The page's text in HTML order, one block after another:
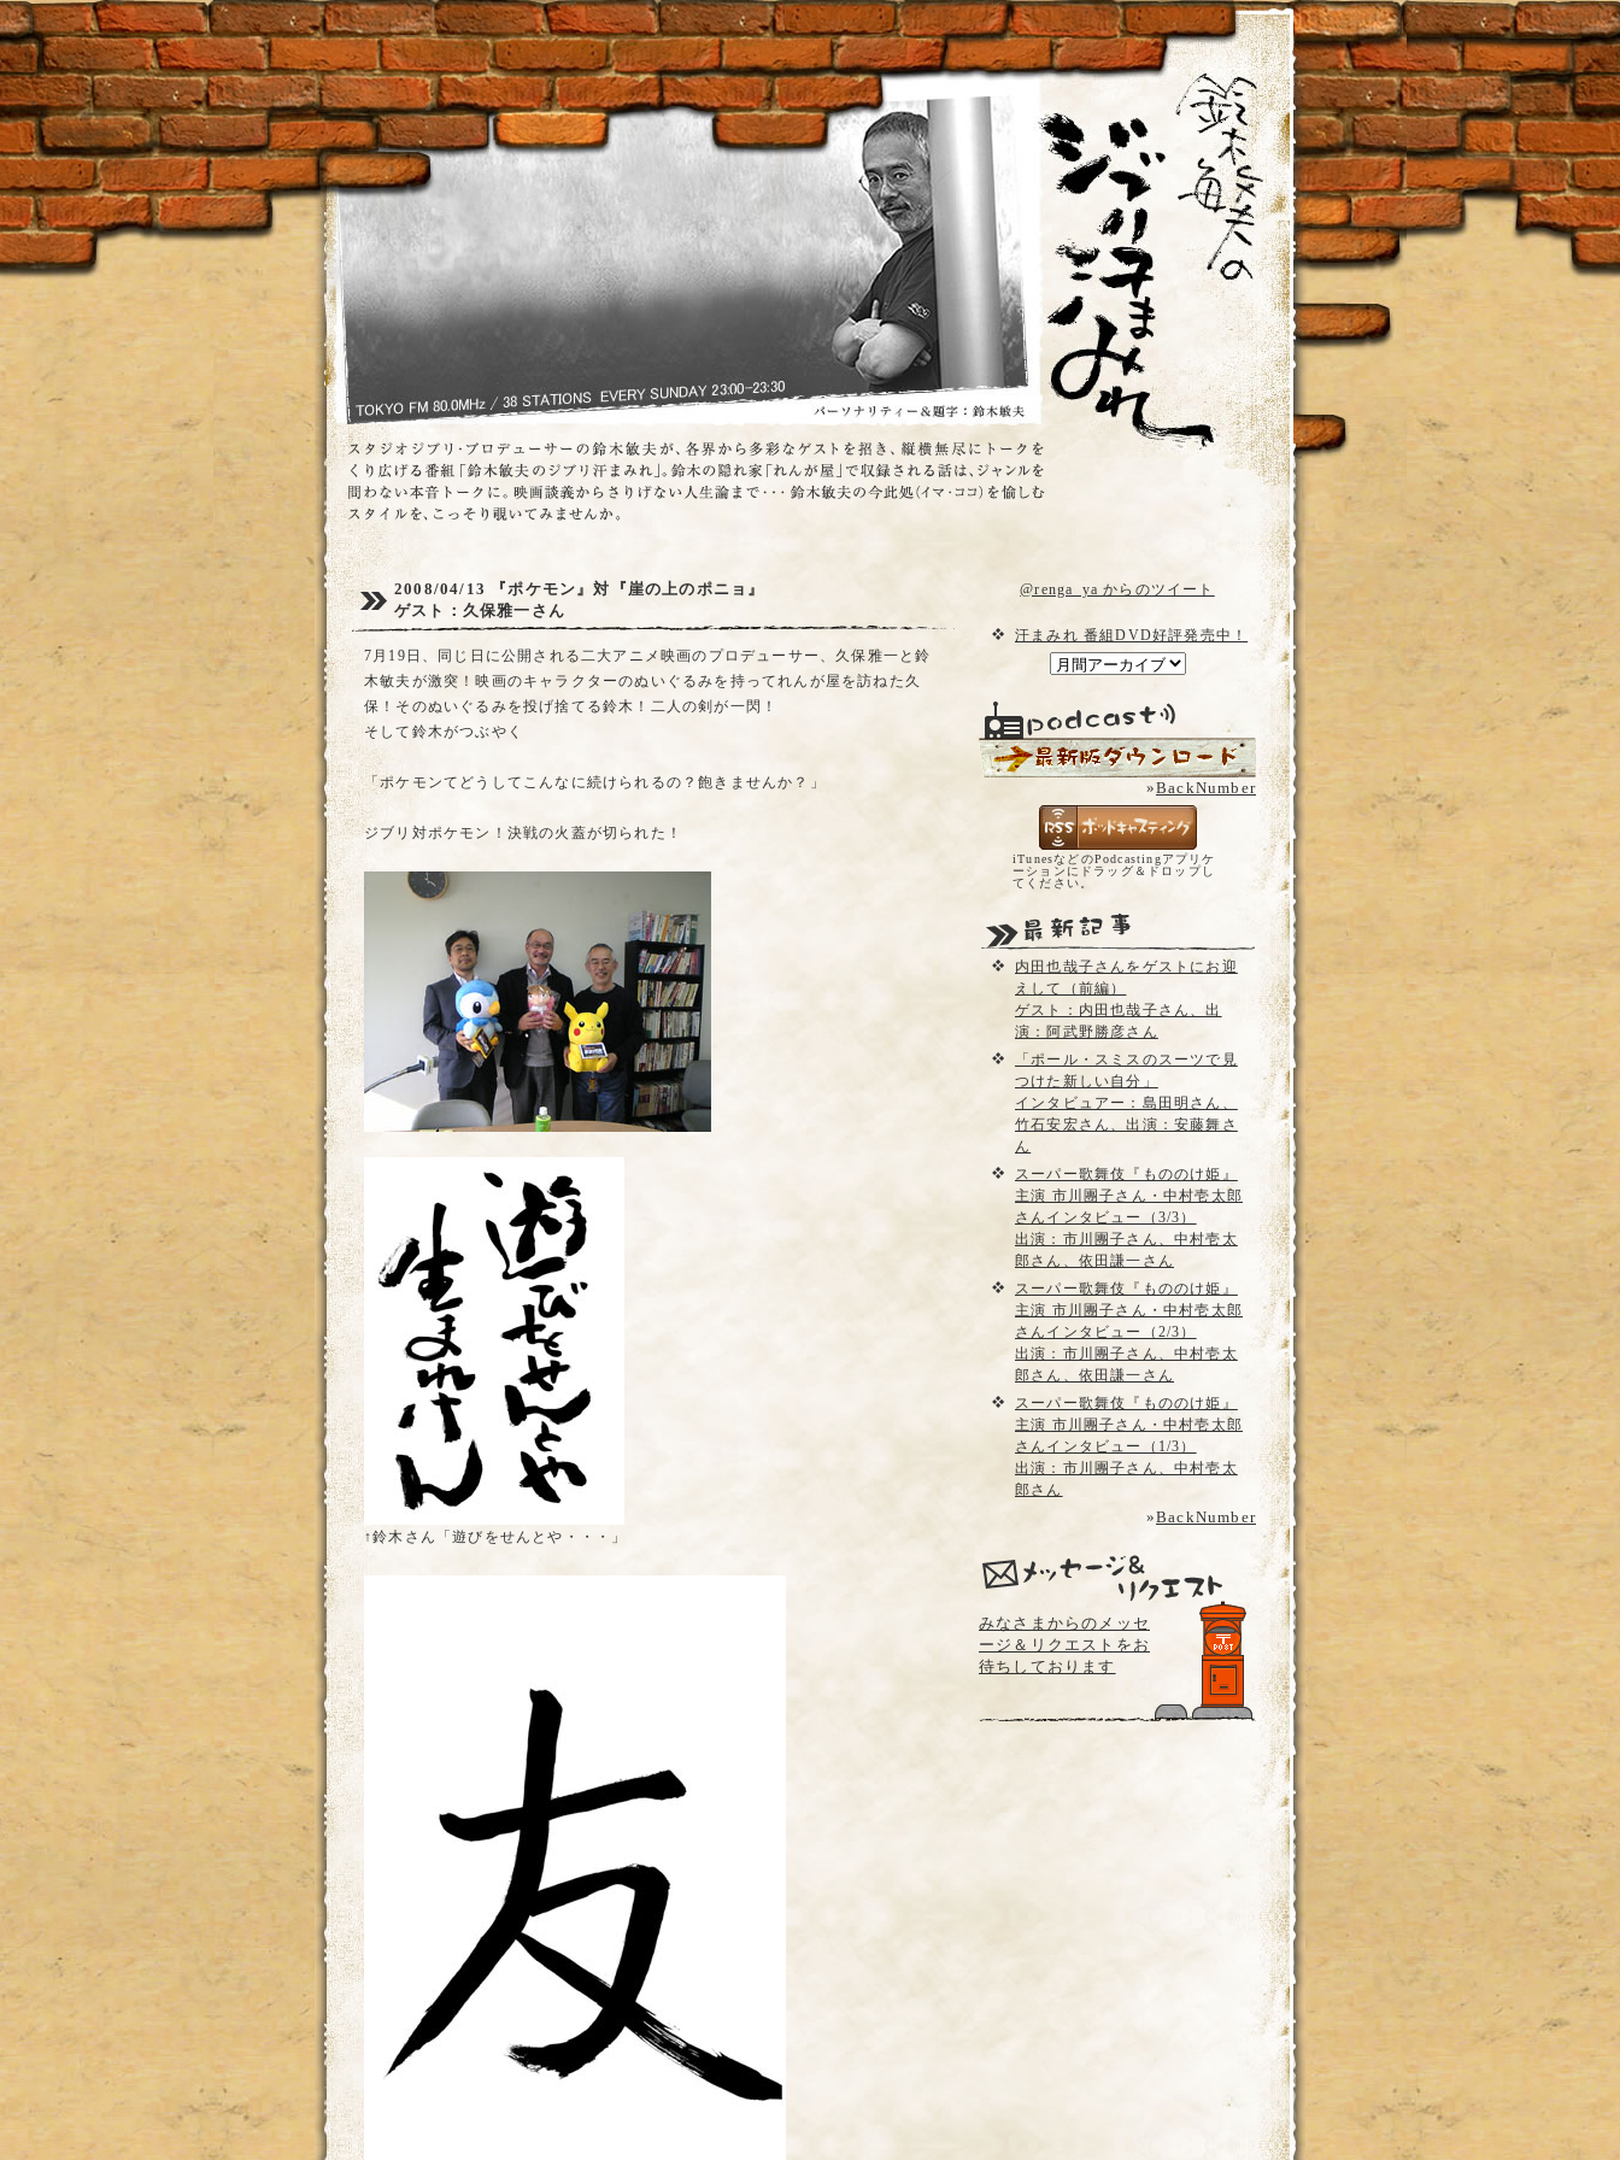
2008/04/13
『ポケモン』対『崖の上のポニョ』
ゲスト：久保雅一さん
7月19日、同じ日に公開される二大アニメ映画のプロデューサー、久保雅一と鈴
木敏夫が激突！映画のキャラクターのぬいぐるみを持ってれんが屋を訪ねた久
保！そのぬいぐるみを投げ捨てる鈴木！二人の剣が一閃！
そして鈴木がつぶやく
「ポケモンてどうしてこんなに続けられるの？飽きませんか？」
ジブリ対ポケモン！決戦の火蓋が切られた！
↑鈴木さん「遊びをせんとや・・・」
@renga_ya からのツイート
汗まみれ 番組DVD好評発売中！
»BackNumber
iTunesなどのPodcastingアプリケ
ーションにドラッグ＆ドロップし
てください。
内田也哉子さんをゲストにお迎
えして（前編）
ゲスト：内田也哉子さん、出
演：阿武野勝彦さん
「ポール・スミスのスーツで見
つけた新しい自分」
インタビュアー：島田明さん、
竹石安宏さん、出演：安藤舞さ
ん
スーパー歌舞伎『もののけ姫』
主演 市川團子さん・中村壱太郎
さんインタビュー（3/3）
出演：市川團子さん、中村壱太
郎さん、依田謙一さん
スーパー歌舞伎『もののけ姫』
主演 市川團子さん・中村壱太郎
さんインタビュー（2/3）
出演：市川團子さん、中村壱太
郎さん、依田謙一さん
スーパー歌舞伎『もののけ姫』
主演 市川團子さん・中村壱太郎
さんインタビュー（1/3）
出演：市川團子さん、中村壱太
郎さん
»BackNumber
みなさまからのメッセ
ージ＆リクエストをお
待ちしております